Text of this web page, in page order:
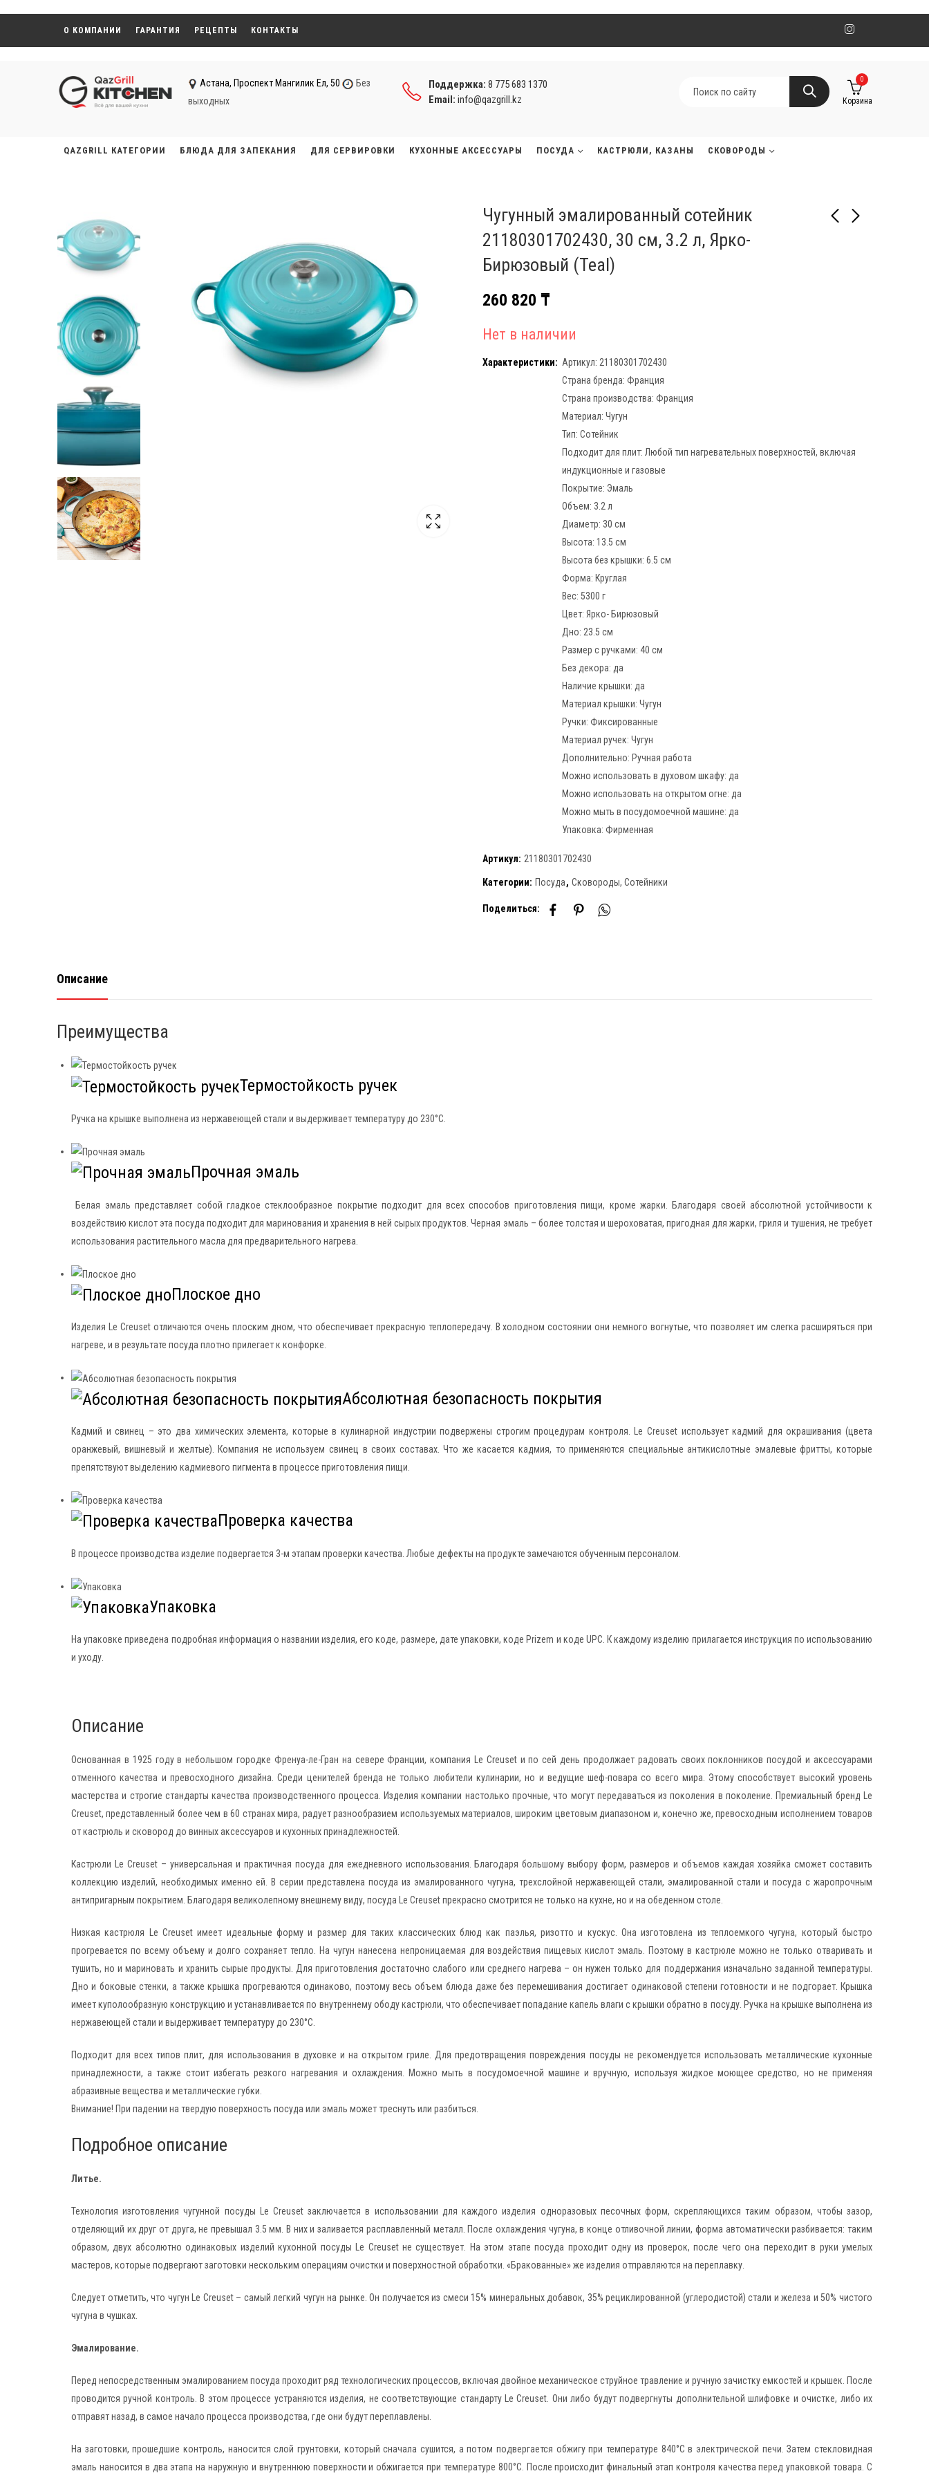
О КОМПАНИИ ГАРАНТИЯ РЕЦЕПТЫ КОНТАКТЫ
Астана, ​Проспект Мангилик Ел, 50
Без
выходных
Поддержка: 8 775 683 1370
Email: info@qazgrill.kz
0
Корзина
QAZGRILL КАТЕГОРИИ БЛЮДА ДЛЯ ЗАПЕКАНИЯ ДЛЯ СЕРВИРОВКИ КУХОННЫЕ АКСЕССУАРЫ ПОСУДА КАСТРЮЛИ, КАЗАНЫ СКОВОРОДЫ
Чугунный эмалированный сотейник
21180301702430, 30 см, 3.2 л, Ярко-
Бирюзовый (Teal)
260 820 ₸
Нет в наличии
Характеристики: Артикул: 21180301702430
Страна бренда: Франция
Страна производства: Франция
Материал: Чугун
Тип: Сотейник
Подходит для плит: Любой тип нагревательных поверхностей, включая
индукционные и газовые
Покрытие: Эмаль
Объем: 3.2 л
Диаметр: 30 см
Высота: 13.5 см
Высота без крышки: 6.5 см
Форма: Круглая
Вес: 5300 г
Цвет: Ярко- Бирюзовый
Дно: 23.5 см
Размер с ручками: 40 см
Без декора: да
Наличие крышки: да
Материал крышки: Чугун
Ручки: Фиксированные
Материал ручек: Чугун
Дополнительно: Ручная работа
Можно использовать в духовом шкафу: да
Можно использовать на открытом огне: да
Можно мыть в посудомоечной машине: да
Упаковка: Фирменная
Артикул: 21180301702430
Категории: Посуда, Сковороды, Сотейники
Поделиться:
Описание
Преимущества
Термостойкость ручек
Ручка на крышке выполнена из нержавеющей стали и выдерживает температуру до 230°С.
Прочная эмаль
Белая эмаль представляет собой гладкое стеклообразное покрытие подходит для всех способов приготовления пищи, кроме жарки. Благодаря своей абсолютной устойчивости к
воздействию кислот эта посуда подходит для маринования и хранения в ней сырых продуктов. Черная эмаль – более толстая и шероховатая, пригодная для жарки, гриля и тушения, не требует
использования растительного масла для предварительного нагрева.
Плоское дно
Изделия Le Creuset отличаются очень плоским дном, что обеспечивает прекрасную теплопередачу. В холодном состоянии они немного вогнутые, что позволяет им слегка расширяться при
нагреве, и в результате посуда плотно прилегает к конфорке.
Абсолютная безопасность покрытия
Кадмий и свинец – это два химических элемента, которые в кулинарной индустрии подвержены строгим процедурам контроля. Le Creuset использует кадмий для окрашивания (цвета
оранжевый, вишневый и желтые). Компания не используем свинец в своих составах. Что же касается кадмия, то применяются специальные антикислотные эмалевые фритты, которые
препятствуют выделению кадмиевого пигмента в процессе приготовления пищи.
Проверка качества
В процессе производства изделие подвергается 3-м этапам проверки качества. Любые дефекты на продукте замечаются обученным персоналом.
Упаковка
На упаковке приведена подробная информация о названии изделия, его коде, размере, дате упаковки, коде Prizem и коде UPC. К каждому изделию прилагается инструкция по использованию
и уходу.
Описание
Основанная в 1925 году в небольшом городке Френуa-ле-Гран на севере Франции, компания Le Creuset и по сей день продолжает радовать своих поклонников посудой и аксессуарами
отменного качества и превосходного дизайна. Среди ценителей бренда не только любители кулинарии, но и ведущие шеф-повара со всего мира. Этому способствует высокий уровень
мастерства и строгие стандарты качества производственного процесса. Изделия компании настолько прочные, что могут передаваться из поколения в поколение. Премиальный бренд Le
Creuset, представленный более чем в 60 странах мира, радует разнообразием используемых материалов, широким цветовым диапазоном и, конечно же, превосходным исполнением товаров
от кастрюль и сковород до винных аксессуаров и кухонных принадлежностей.
Кастрюли Le Creuset – универсальная и практичная посуда для ежедневного использования. Благодаря большому выбору форм, размеров и объемов каждая хозяйка сможет составить
коллекцию изделий, необходимых именно ей. В серии представлена посуда из эмалированного чугуна, трехслойной нержавеющей стали, эмалированной стали и посуда с жаропрочным
антипригарным покрытием. Благодаря великолепному внешнему виду, посуда Le Creuset прекрасно смотрится не только на кухне, но и на обеденном столе.
Низкая кастрюля Le Creuset имеет идеальные форму и размер для таких классических блюд как паэлья, ризотто и кускус. Она изготовлена из теплоемкого чугуна, который быстро
прогревается по всему объему и долго сохраняет тепло. На чугун нанесена непроницаемая для воздействия пищевых кислот эмаль. Поэтому в кастрюле можно не только отваривать и
тушить, но и мариновать и хранить сырые продукты. Для приготовления достаточно слабого или среднего нагрева – он нужен только для поддержания изначально заданной температуры.
Дно и боковые стенки, а также крышка прогреваются одинаково, поэтому весь объем блюда даже без перемешивания достигает одинаковой степени готовности и не подгорает. Крышка
имеет куполообразную конструкцию и устанавливается по внутреннему ободу кастрюли, что обеспечивает попадание капель влаги с крышки обратно в посуду. Ручка на крышке выполнена из
нержавеющей стали и выдерживает температуру до 230°С.
Подходит для всех типов плит, для использования в духовке и на открытом гриле. Для предотвращения повреждения посуды не рекомендуется использовать металлические кухонные
принадлежности, а также стоит избегать резкого нагревания и охлаждения. Можно мыть в посудомоечной машине и вручную, используя жидкое моющее средство, но не применяя
абразивные вещества и металлические губки.
Внимание! При падении на твердую поверхность посуда или эмаль может треснуть или разбиться.
Подробное описание
Литье.
Технология изготовления чугунной посуды Le Creuset заключается в использовании для каждого изделия одноразовых песочных форм, скрепляющихся таким образом, чтобы зазор,
отделяющий их друг от друга, не превышал 3.5 мм. В них и заливается расплавленный металл. После охлаждения чугуна, в конце отливочной линии, форма автоматически разбивается: таким
образом, двух абсолютно одинаковых изделий кухонной посуды Le Creuset не существует. На этом этапе посуда проходит одну из проверок, после чего она переходит в руки умелых
мастеров, которые подвергают заготовки нескольким операциям очистки и поверхностной обработки. «Бракованные» же изделия отправляются на переплавку.
Следует отметить, что чугун Le Creuset – самый легкий чугун на рынке. Он получается из смеси 15% минеральных добавок, 35% рециклированной (углеродистой) стали и железа и 50% чистого
чугуна в чушках.
Эмалирование.
Перед непосредственным эмалированием посуда проходит ряд технологических процессов, включая двойное механическое струйное травление и ручную зачистку емкостей и крышек. После
проводится ручной контроль. В этом процессе устраняются изделия, не соответствующие стандарту Le Creuset. Они либо будут подвергнуты дополнительной шлифовке и очистке, либо их
отправят назад, в самое начало процесса производства, где они будут переплавлены.
На заготовки, прошедшие контроль, наносится слой грунтовки, который сначала сушится, а потом подвергается обжигу при температуре 840°C в электрической печи. Затем стекловидная
эмаль наносится в два этапа на наружную и внутреннюю поверхности и обжигается при температуре 800°C. После происходит финальный этап контроля качества перед упаковкой товара. С